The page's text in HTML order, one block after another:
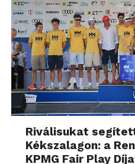
Riválisukat
Kékszalagon: a
KPMG Fair Play